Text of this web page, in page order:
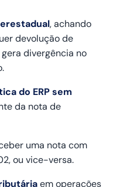
, achando
devolução de
divergência no
do ERP sem
da nota de
uma nota com
ou vice-versa.
em operações